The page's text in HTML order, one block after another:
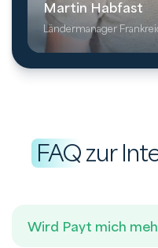
Martin Habfast
Ländermanager
FAQ zur
Wird Payt mich